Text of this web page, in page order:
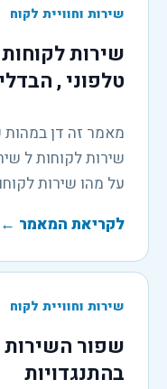
שירות וחוויית לקוח
שירות
טלפוני ,
מאמר זה דן במהות
שירות לקוחות ל
על מהו שירות
לקריאת המאמר ←
שירות וחוויית לקוח
שפור השירות
בהתנגדויות